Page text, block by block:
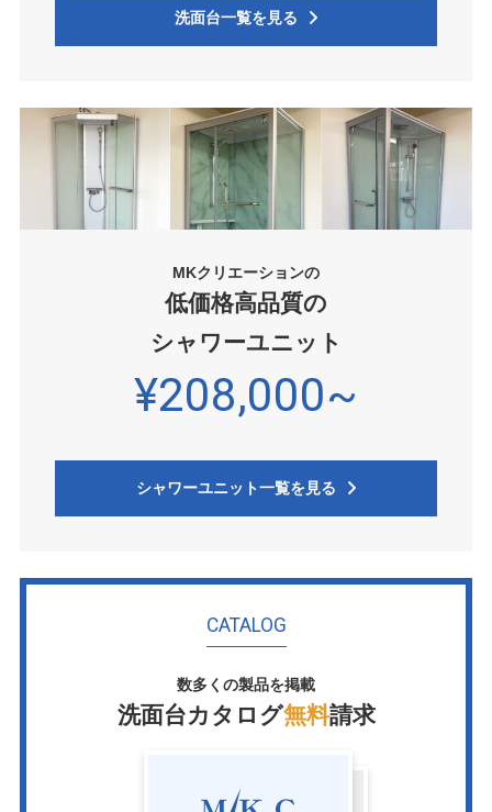
洗面台一覧を見る
MKクリエーションの
低価格高品質の
シャワーユニット
¥208,000~
シャワーユニット一覧を見る
CATALOG
数多くの製品を掲載
洗面台カタログ無料請求